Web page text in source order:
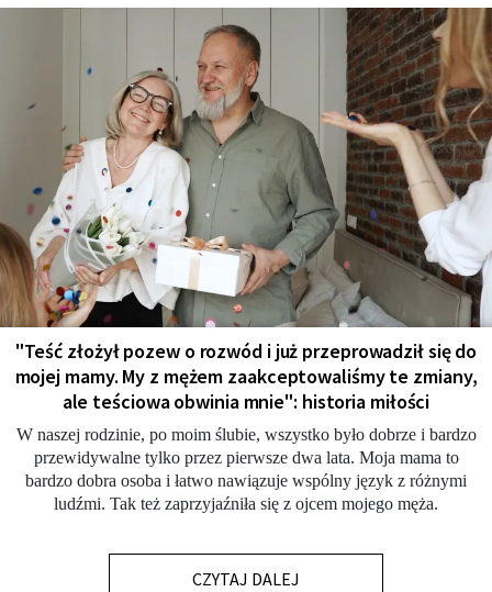
"Teść złożył pozew o rozwód i już przeprowadził się do
mojej mamy. My z mężem zaakceptowaliśmy te zmiany,
ale teściowa obwinia mnie": historia miłości
W naszej rodzinie, po moim ślubie, wszystko było dobrze i bardzo
przewidywalne tylko przez pierwsze dwa lata. Moja mama to
bardzo dobra osoba i łatwo nawiązuje wspólny język z różnymi
ludźmi. Tak też zaprzyjaźniła się z ojcem mojego męża.
CZYTAJ DALEJ